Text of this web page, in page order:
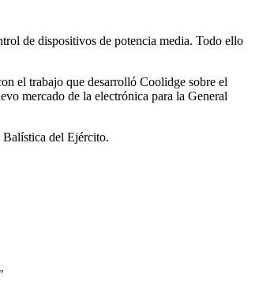
de dispositivos de potencia media. Todo ello
el trabajo que desarrolló Coolidge sobre el
mercado de la electrónica para la General
del Ejército.